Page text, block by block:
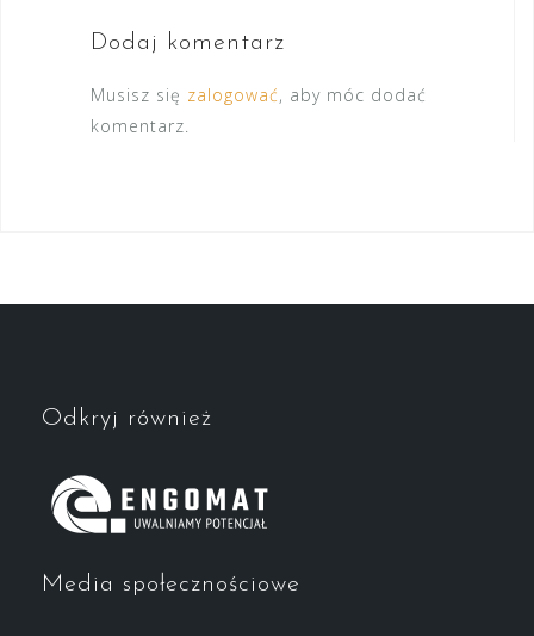
Dodaj komentarz
Musisz się zalogować, aby móc dodać
komentarz.
Odkryj również
Media społecznościowe